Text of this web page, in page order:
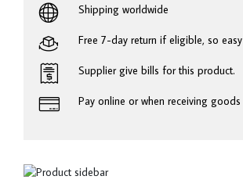
Shipping worldwide
Free 7-day return if eligible, so easy
Supplier give bills for this product.
Pay online or when receiving goods